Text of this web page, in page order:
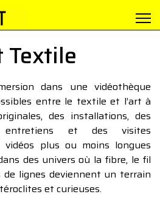
Textile
dans une vidéothèque
entre le textile et l’art à
des installations, des
entretiens et des visites
vidéos plus ou moins longues
des univers où la fibre, le fil
lignes deviennent un terrain
et curieuses.